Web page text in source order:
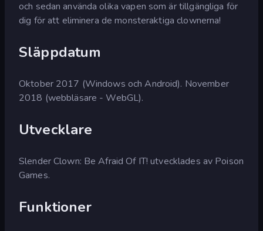
och sedan använda olika vapen som är tillgängliga för
dig för att eliminera de monsteraktiga clownerna!
Släppdatum
Oktober 2017 (Windows och Android). November
2018 (webbläsare - WebGL).
Utvecklare
Slender Clown: Be Afraid Of IT! utvecklades av Poison
Games.
Funktioner